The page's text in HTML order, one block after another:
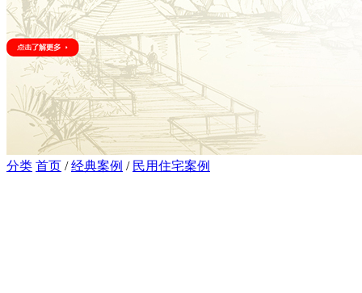
分类 首页 /经典案例 / 民用住宅案例